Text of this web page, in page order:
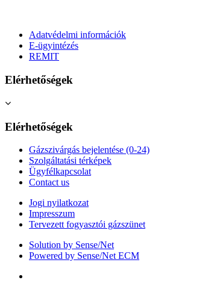
Adatvédelmi információk
E-ügyintézés
REMIT
Elérhetőségek
Elérhetőségek
Gázszivárgás bejelentése (0-24)
Szolgáltatási térképek
Ügyfélkapcsolat
Contact us
Jogi nyilatkozat
Impresszum
Tervezett fogyasztói gázszünet
Solution by Sense/Net
Powered by Sense/Net ECM